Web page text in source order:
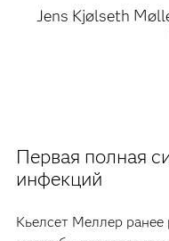
Jens Kjølseth
Первая полная
инфекций
Кьелсет Меллер ранее